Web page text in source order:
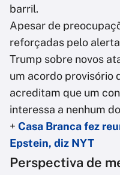
barril.
Apesar de
reforçadas pelo
Trump sobre novos
um acordo provisório
acreditam que um
interessa a nenhum
+ Casa Branca fez
Epstein, diz NYT
Perspectiva de